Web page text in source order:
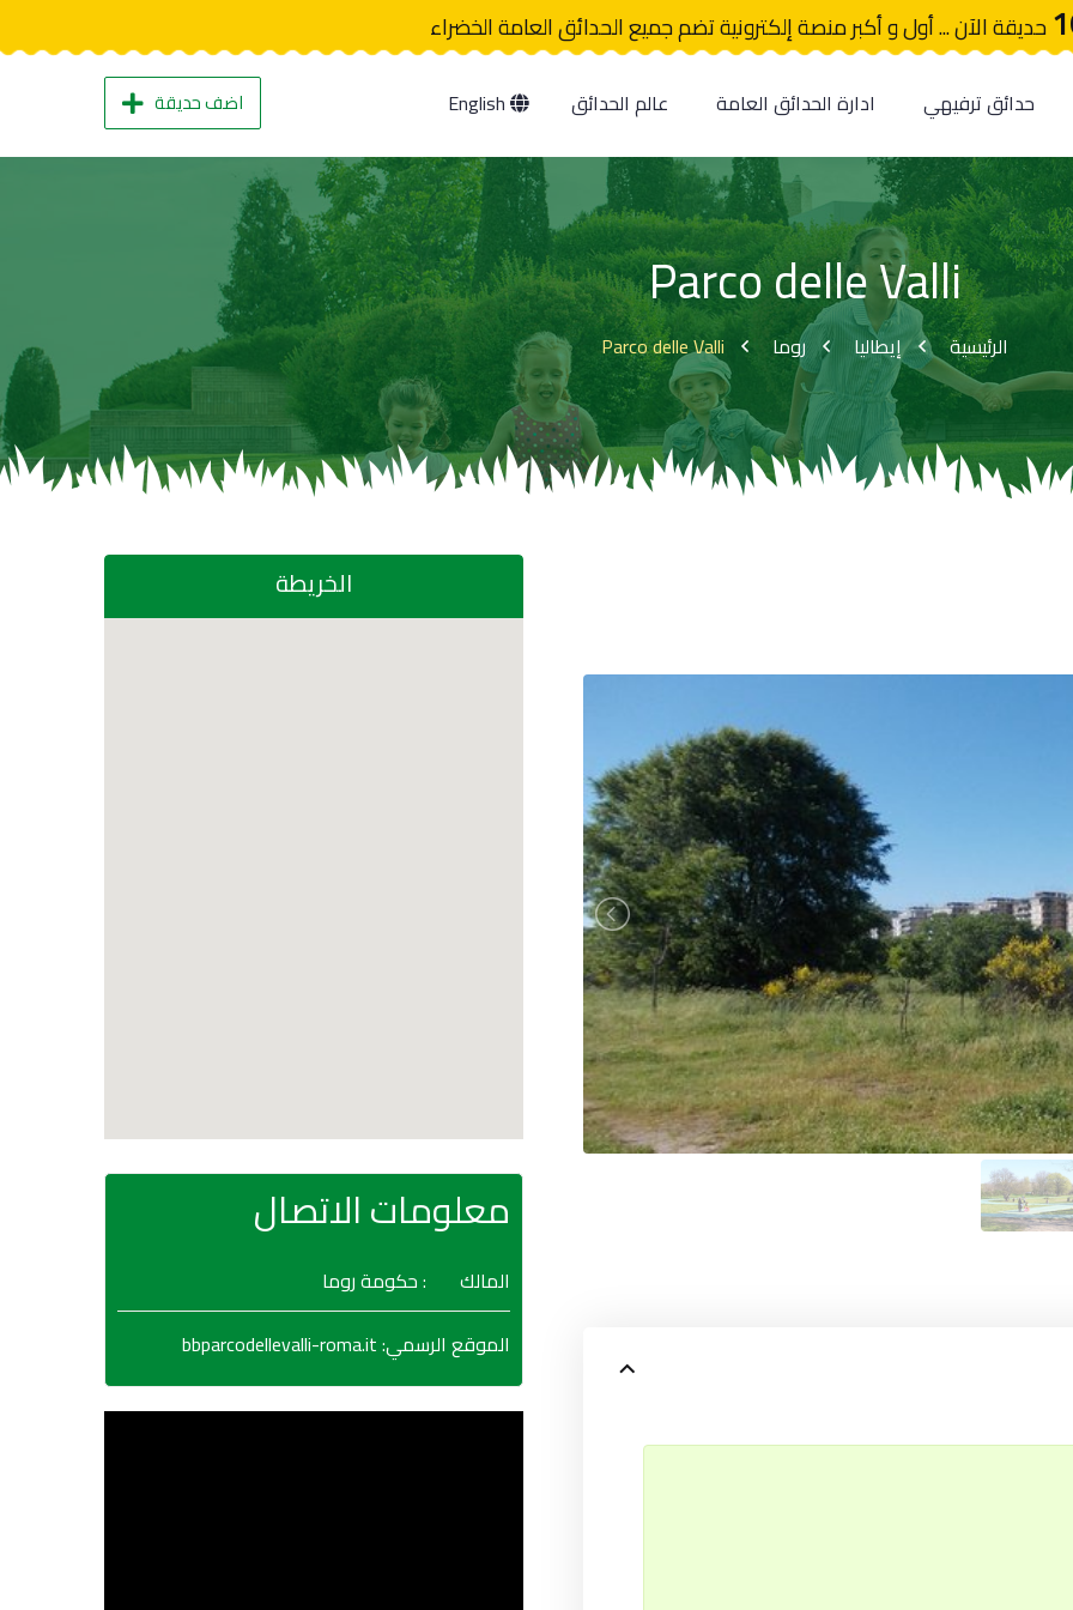
حديقة الآن ... أول و أكبر منصة إلكترونية تضم جميع الحدائق العامة الخضراء
حدائق ترفيهي ادارة الحدائق العامة عالم الحدائق اضف حديقة
Parco delle Valli
الرئيسية إيطاليا روما Parco delle Valli
الخريطة
معلومات الاتصال
المالك
: حكومة روما
الموقع الرسمي:
bbparcodellevalli-roma.it